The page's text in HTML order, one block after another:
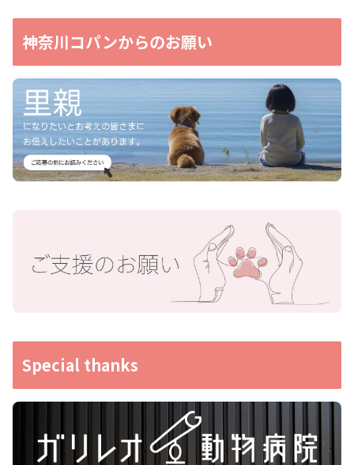
神奈川コパンからのお願い
Special thanks